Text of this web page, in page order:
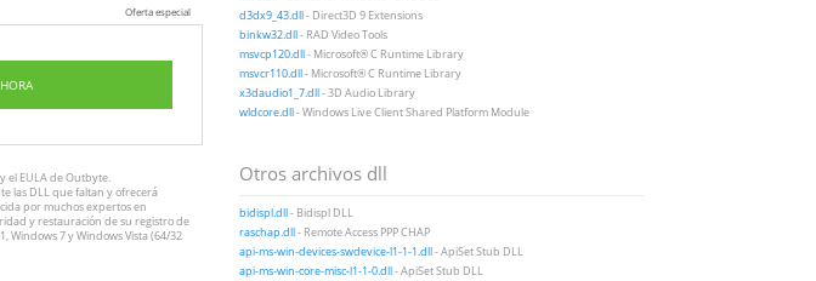
Oferta especial
y el EULAde Outbyte.
las DLL que faltan y ofrecerá
por muchos expertos en
y restauración de su registro de
Windows 7 y Windows Vista (64/32
d3dx9_43.dll- Direct3D 9 Extensions
binkw32.dll- RAD Video Tools
msvcp120.dll- Microsoft® C Runtime Library
msvcr110.dll- Microsoft® C Runtime Library
x3daudio1_7.dll- 3D Audio Library
wldcore.dll- Windows Live Client Shared Platform Module
Otros archivos dll
bidispl.dll- Bidispl DLL
raschap.dll- Remote Access PPP CHAP
api-ms-win-devices-swdevice-l1-1-1.dll- ApiSet Stub DLL
api-ms-win-core-misc-l1-1-0.dll- ApiSet Stub DLL